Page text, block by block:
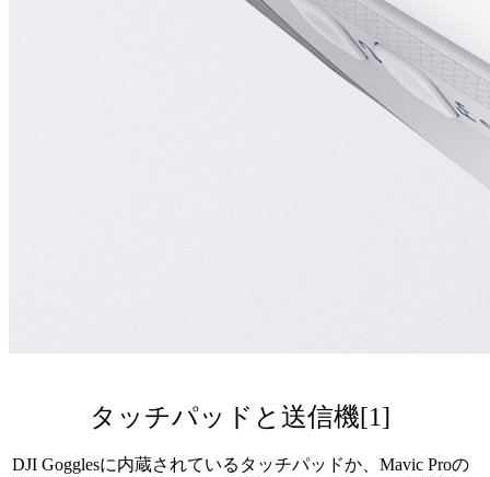
タッチパッドと送信機[1]
DJI Gogglesに内蔵されているタッチパッドか、Mavic Proの